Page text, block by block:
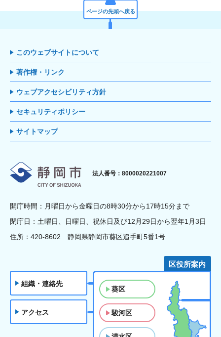
ページの先頭へ戻る
このウェブサイトについて
著作権・リンク
ウェブアクセシビリティ方針
セキュリティポリシー
サイトマップ
静岡市
法人番号：8000020221007
開庁時間：月曜日から金曜日の8時30分から17時15分まで
閉庁日：土曜日、日曜日、祝休日及び12月29日から翌年1月3日
住所：420-8602 静岡県静岡市葵区追手町5番1号
組織・連絡先
アクセス
区役所案内
葵区
駿河区